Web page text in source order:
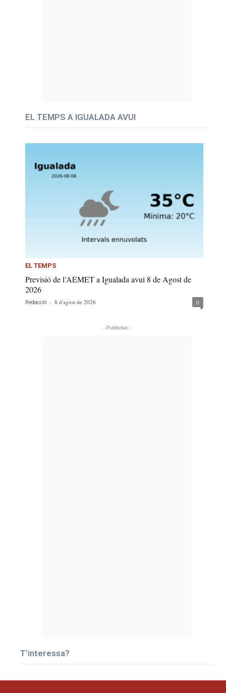
EL TEMPS A IGUALADA AVUI
EL TEMPS
Previsió de l’AEMET a Igualada avui 8 de Agost de
2026
Redacció - 8 d'agost de 2026 0
- Publicitat -
T’interessa?